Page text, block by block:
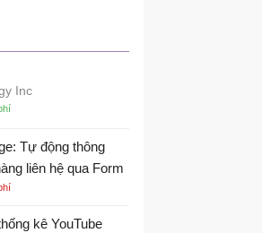
Inc
Tự động thông
liên hệ qua Form
kê YouTube